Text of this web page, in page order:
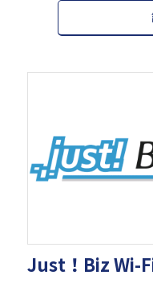
Just！Biz Wi-